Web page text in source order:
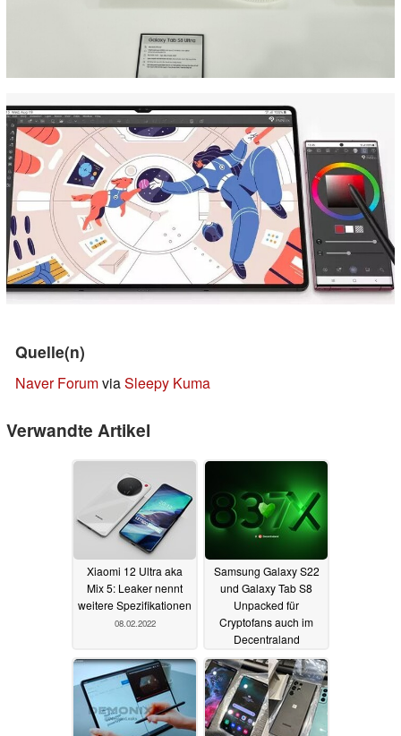
Quelle(n)
Naver ForumviaSleepy Kuma
Verwandte Artikel
Xiaomi 12 Ultra aka
Mix 5: Leaker nennt
weitere Spezifikationen
08.02.2022
Samsung Galaxy S22
und Galaxy Tab S8
Unpacked für
Cryptofans auch im
Decentraland
Metaverse08.02.2022